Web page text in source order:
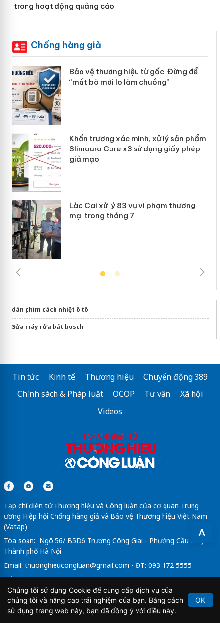
A
trong hoạt động quảng cáo
Chống hàng giả
Bảo vệ thương hiệu từ gốc: Đừng để
“mất bò mới lo làm chuồng”
Khẩn trương xác minh, xử lý sản phẩm
Slimaura Care x3 sử dụng giấy phép
giả mạo
Lào Cai xử lý 83 vụ vi phạm thương
mại trong tháng 7
dán phim cách nhiệt ô tô
Sửa máy rửa bát bosch
Tin tức Kinh tế Thương hiệu
Chuyển động 389
Chính sách & Pháp luật
OCOP Tư vấn
Xã hội
Videos
Tạp chí điện tử Thương hiệu và Công luận của cơ quan Trung
ương Hiệp hội Chống hàng giả và Bảo vệ Thương hiệu Việt Nam
(Vatap)
Tòa soạn: Ngõ 56/ B5D6 Trương Công Giai - Phường Cầu Giấy -
Thành phố Hà Nội
Email: thuonghieucongluan@gmail.com - ĐT: 093 172 5555
Tổng Biên Tập: Vũ Đức Thuận
Giấy phép hoạt động báo chí điện tử số 64/GP-BTTTT do Bộ
Thông tin và Truyền thông cấp ngày 21/2/2020.
Chúng tôi sử dụng Cookie để cung cấp dịch vụ của
chúng tôi và nâng cao trải nghiệm của bạn. Bằng cách
sử dụng trang web này, bạn đã đồng ý với điều này.
OK